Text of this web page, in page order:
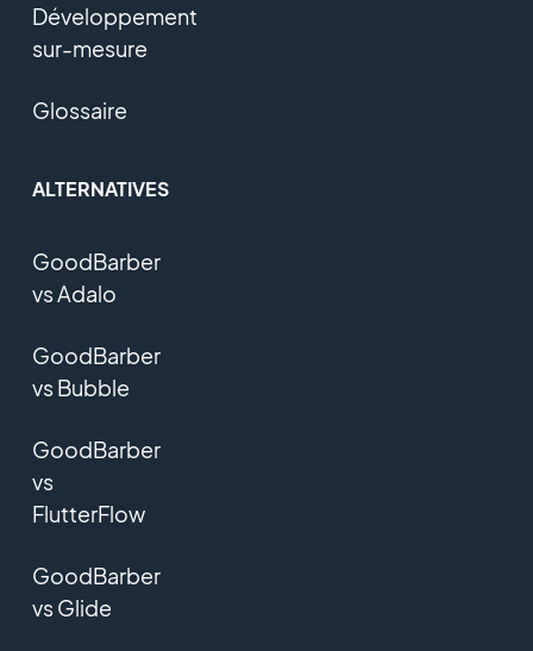
Développement
sur-mesure
Glossaire
ALTERNATIVES
GoodBarber
vs Adalo
GoodBarber
vs Bubble
GoodBarber
vs
FlutterFlow
GoodBarber
vs Glide